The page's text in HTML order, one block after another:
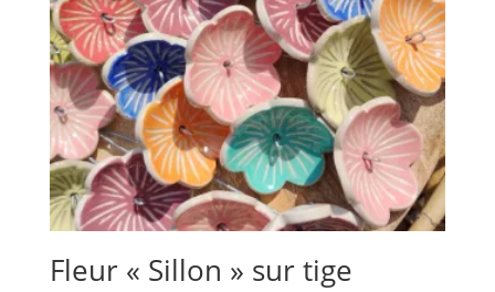
Fleur « Sillon » sur tige